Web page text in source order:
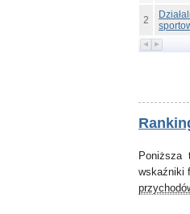
2
Poniższa
wskaźniki